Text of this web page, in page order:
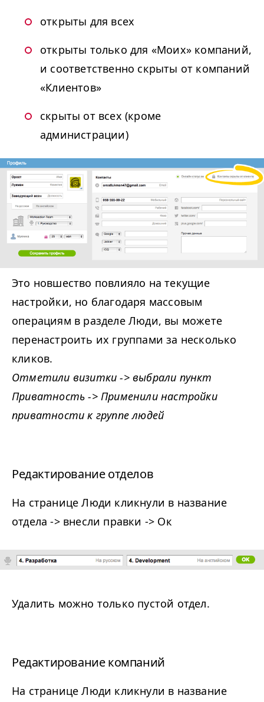
открыты для всех
открыты только для «Моих» компаний,
и соответственно скрыты от компаний
«Клиентов»
скрыты от всех (кроме
администрации)
Это новшество повлияло на текущие
настройки, но благодаря массовым
операциям в разделе Люди, вы можете
перенастроить их группами за несколько
кликов.
Отметили визитки -> выбрали пункт
Приватность -> Применили настройки
приватности к группе людей
Редактирование отделов
На странице Люди кликнули в название
отдела -> внесли правки -> Ок
Удалить можно только пустой отдел.
Редактирование компаний
На странице Люди кликнули в название